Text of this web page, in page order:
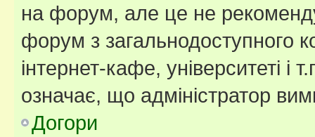
на форум, але це не
форум з загальнодоступного
інтернет-кафе, університеті і
означає, що адміністратор
Догори